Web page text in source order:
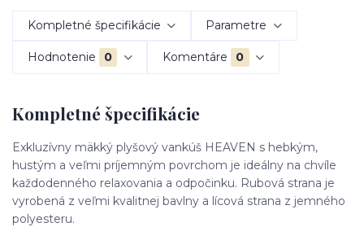
Kompletné špecifikácie Parametre
Hodnotenie 0 Komentáre 0
Kompletné špecifikácie
Exkluzívny mäkký plyšový vankúš HEAVEN s hebkým,
hustým a veľmi príjemným povrchom je ideálny na chvíle
každodenného relaxovania a odpočinku. Rubová strana je
vyrobená z veľmi kvalitnej bavlny a lícová strana z jemného
polyesteru.